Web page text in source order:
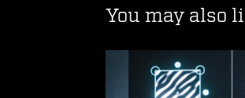
You may also